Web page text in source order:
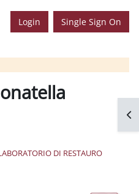
Login Single Sign On
DI RESTAURO